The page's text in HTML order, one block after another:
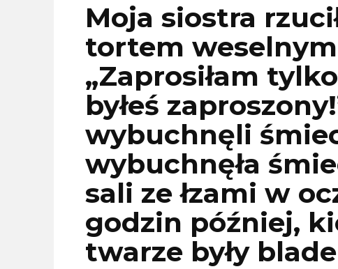
Moja siostra
tortem
„Zaprosiłam
byłeś
wybuchnęli
wybuchnęła
sali ze łzami w
godzin później,
twarze były